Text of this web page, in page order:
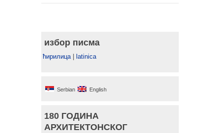
избор писма
ћирилица| latinica
Serbian English
180 ГОДИНА
АРХИТЕКТОНСКОГ